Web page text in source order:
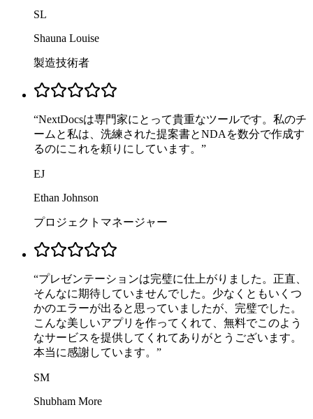
SL
Shauna Louise
製造技術者
“NextDocsは専門家にとって貴重なツールです。私のチ
ームと私は、洗練された提案書とNDAを数分で作成す
るのにこれを頼りにしています。 ”
EJ
Ethan Johnson
プロジェクトマネージャー
“プレゼンテーションは完璧に仕上がりました。正直、
そんなに期待していませんでした。少なくともいくつ
かのエラーが出ると思っていましたが、完璧でした。
こんな美しいアプリを作ってくれて、無料でこのよう
なサービスを提供してくれてありがとうございます。
本当に感謝しています。 ”
SM
Shubham More